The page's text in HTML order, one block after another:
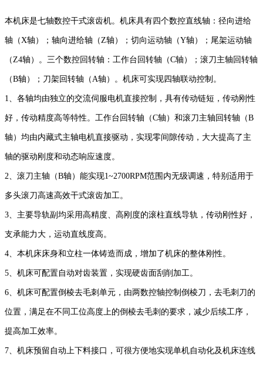
本机床是七轴数控干式滚齿机。机床具有四个数控直线轴：径向进给
轴（X轴）；轴向进给轴（Z轴）；切向运动轴（Y轴）；尾架运动轴
（Z4轴）。三个数控回转轴：工作台回转轴（C轴）；滚刀主轴回转轴
（B轴）；刀架回转轴（A轴）。机床可实现四轴联动控制。
1、各轴均由独立的交流伺服电机直接控制，具有传动链短，传动刚性
好，传动精度高等特性。工作台回转轴（C轴）和滚刀主轴回转轴（B
轴）均由内藏式主轴电机直接驱动，实现零间隙传动，大大提高了主
轴的驱动刚度和动态响应速度。
2、滚刀主轴（B轴）能实现1~2700RPM范围内无级调速，特别适用于
多头滚刀高速高效干式滚齿加工。
3、主要导轨副均采用高精度、高刚度的滚柱直线导轨，传动刚性好，
支承能力大，运动直线度高。
4、本机床床身和立柱一体铸造而成，增加了机床的整体刚性。
5、机床可配置自动对齿装置，实现硬齿面刮削加工。
6、机床可配置倒棱去毛刺单元，由两数控轴控制倒棱刀，去毛刺刀的
位置，满足在不同工位高度上的倒棱去毛刺的要求，减少后续工序，
提高加工效率。
7、机床预留自动上下料接口，可很方便地实现单机自动化及机床连线